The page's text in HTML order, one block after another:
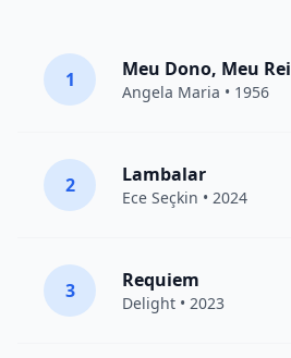
1 Meu Dono, Meu Rei
Angela Maria • 1956
2 Lambalar
Ece Seçkin • 2024
3 Requiem
Delight • 2023